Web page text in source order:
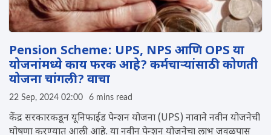
Pension Scheme: UPS, NPS आणि OPS या
योजनांमध्ये काय फरक आहे? कर्मचाऱ्यांसाठी कोणती
योजना चांगली? वाचा
22 Sep, 2024 02:00 6 mins read
केंद्र सरकारकडून यूनिफाईड पेन्शन योजना (UPS) नावाने नवीन योजनेची
घोषणा करण्यात आली आहे. या नवीन पेन्शन योजनेचा लाभ जवळपास